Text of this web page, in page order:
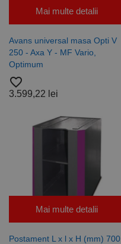
Mai multe detalii
Avans universal masa Opti V
250 - Axa Y - MF Vario,
Optimum
favorite_border
3.599,22 lei
Mai multe detalii
Postament L x l x H (mm) 700